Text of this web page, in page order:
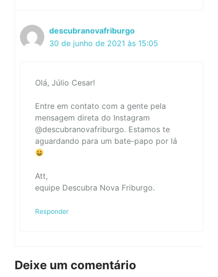
descubranovafriburgo
30 de junho de 2021 às 15:05
Olá, Júlio Cesar!
Entre em contato com a gente pela
mensagem direta do Instagram
@descubranovafriburgo. Estamos te
aguardando para um bate-papo por lá
Att,
equipe Descubra Nova Friburgo.
Responder
Deixe um comentário